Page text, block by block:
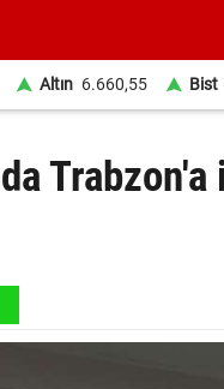
Altın 6.660,55 Bist